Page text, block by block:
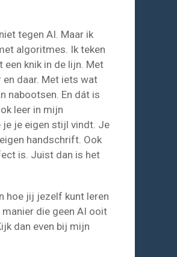
tegen AI. Maar ik
algoritmes. Ik teken
een knik in de lijn. Met
daar. Met iets wat
nabootsen. En dát is
leer in mijn
je je eigen stijl vindt. Je
handschrift. Ook
is. Juist dan is het
hoe jij jezelf kunt leren
manier die geen AI ooit
dan even bij mijn